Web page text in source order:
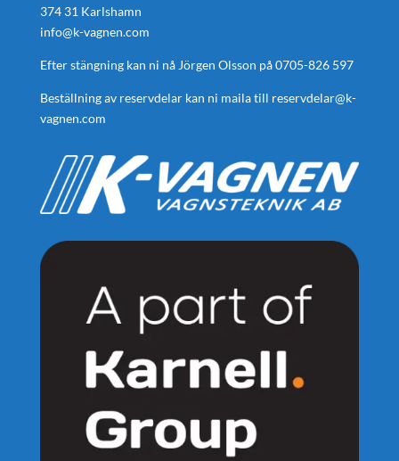
374 31 Karlshamn
info@k-vagnen.com
Efter stängning kan ni nå Jörgen Olsson på0705-826 597
Beställning av reservdelar kan ni maila till reservdelar@k-
vagnen.com